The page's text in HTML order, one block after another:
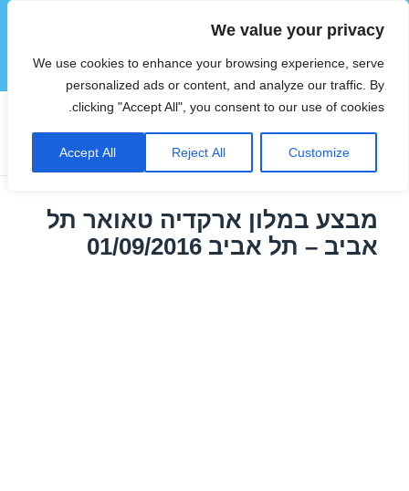
We value your privacy
We use cookies to enhance your browsing experience, serve
personalized ads or content, and analyze our traffic. By
clicking "Accept All", you consent to our use of cookies.
Customize
Reject All
Accept All
הוטצימר
תפריטים
ווידג'טים
חודש:אוגוסט 2016
מבצע במלון ארקדיה טאואר תל
אביב – תל אביב 01/09/2016